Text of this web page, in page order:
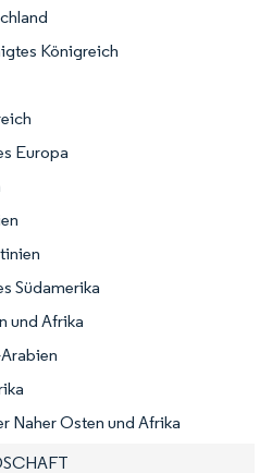
Königreich
Europa
Südamerika
und Afrika
Naher Osten und Afrika